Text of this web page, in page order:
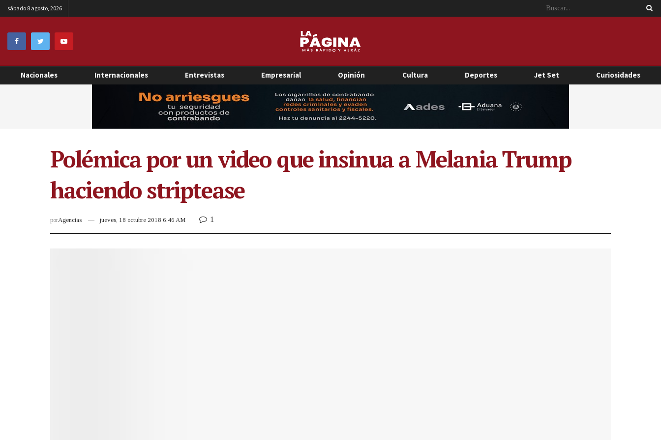
sábado 8 agosto, 2026
Nacionales Internacionales Entrevistas Empresarial Opinión Cultura Deportes Jet Set Curiosidades
Polémica por un video que insinua a Melania Trump
haciendo striptease
porAgencias jueves, 18 octubre 2018 6:46 AM 1